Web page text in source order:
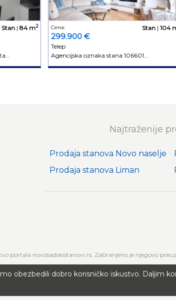
Stan| 84 m2 Cena:
299.900 €
Stan| 104
Telep
Agencijska oznaka stana 106601...
Najtraženije
Prodaja stanova Novo naselje
Prodaja stanova Liman
portala novosadskistanovi.rs. Zabranjeno je njegovo
obezbedili dobro korisničko iskustvo. Daljim